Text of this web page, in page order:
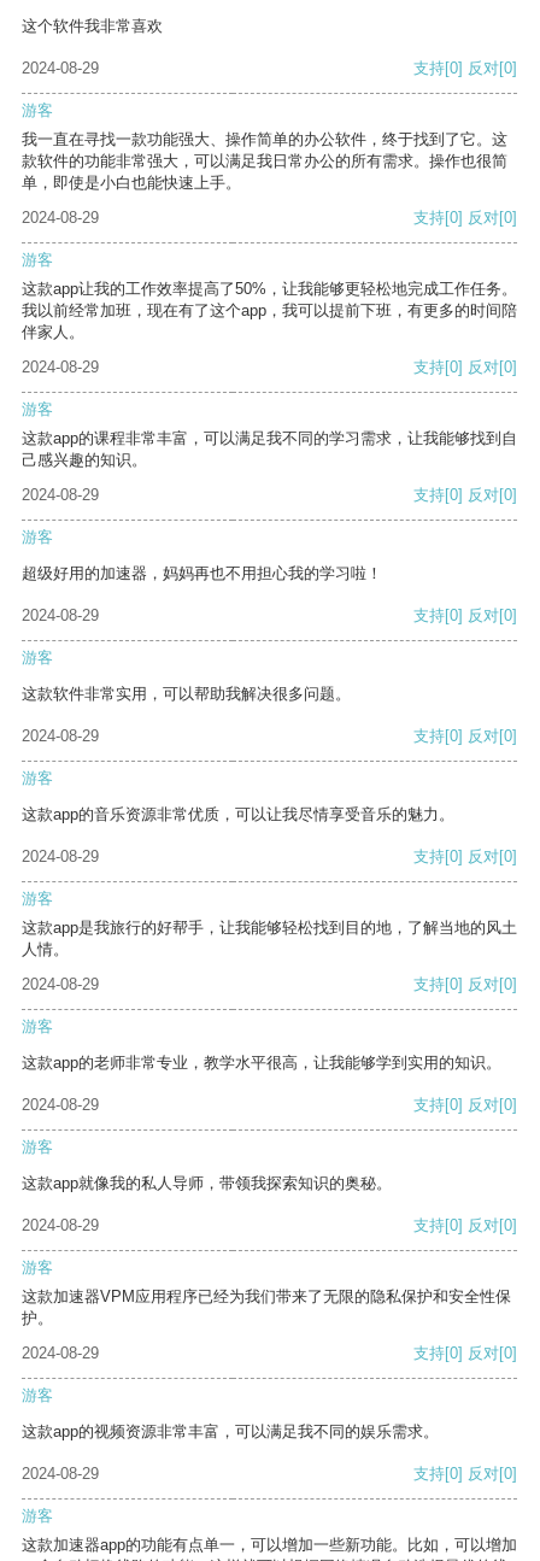
这个软件我非常喜欢
2024-08-29 支持[0] 反对[0]
游客
我一直在寻找一款功能强大、操作简单的办公软件，终于找到了它。这
款软件的功能非常强大，可以满足我日常办公的所有需求。操作也很简
单，即使是小白也能快速上手。
2024-08-29
支持[0] 反对[0]
游客
这款app让我的工作效率提高了50%，让我能够更轻松地完成工作任务。
我以前经常加班，现在有了这个app，我可以提前下班，有更多的时间陪
伴家人。
2024-08-29
支持[0] 反对[0]
游客
这款app的课程非常丰富，可以满足我不同的学习需求，让我能够找到自
己感兴趣的知识。
2024-08-29
支持[0] 反对[0]
游客
超级好用的加速器，妈妈再也不用担心我的学习啦！
2024-08-29 支持[0] 反对[0]
游客
这款软件非常实用，可以帮助我解决很多问题。
2024-08-29 支持[0] 反对[0]
游客
这款app的音乐资源非常优质，可以让我尽情享受音乐的魅力。
2024-08-29 支持[0] 反对[0]
游客
这款app是我旅行的好帮手，让我能够轻松找到目的地，了解当地的风土
人情。
2024-08-29
支持[0] 反对[0]
游客
这款app的老师非常专业，教学水平很高，让我能够学到实用的知识。
2024-08-29 支持[0] 反对[0]
游客
这款app就像我的私人导师，带领我探索知识的奥秘。
2024-08-29 支持[0] 反对[0]
游客
这款加速器VPM应用程序已经为我们带来了无限的隐私保护和安全性保
护。
2024-08-29
支持[0] 反对[0]
游客
这款app的视频资源非常丰富，可以满足我不同的娱乐需求。
2024-08-29 支持[0] 反对[0]
游客
这款加速器app的功能有点单一，可以增加一些新功能。比如，可以增加